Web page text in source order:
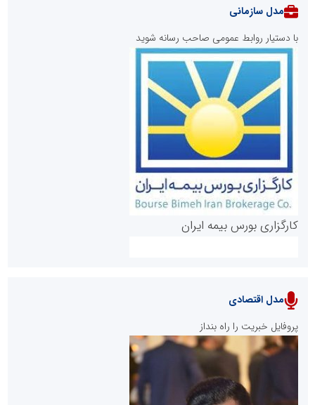
روابط عمومی خبرگزاری گزارش خبر
پایگاه خبری نهضت ملی مسکن
مدل سازمانی
با دستیار روابط عمومی صاحب رسانه شوید
کارگزاری بورس بیمه ایران
مدل اقتصادی
پروفایل خبریت را راه بنداز